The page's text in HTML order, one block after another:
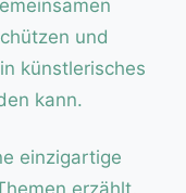
und
künstlerisches
kann.
einzigartige
erzählt,